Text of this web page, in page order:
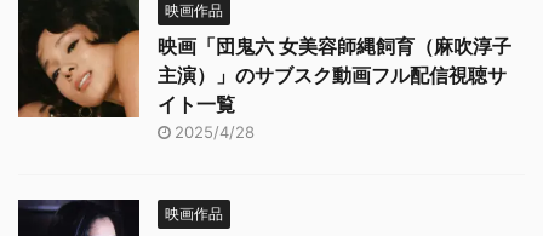
映画作品
映画「団鬼六 女美容師縄飼育（麻吹淳子
主演）」のサブスク動画フル配信視聴サ
イト一覧
2025/4/28
映画作品